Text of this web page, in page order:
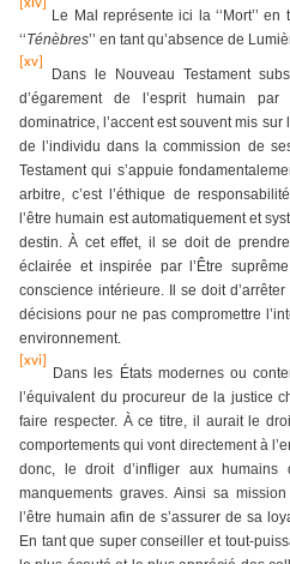
Le Mal représente ici la ‘‘Mort’’
‘‘Ténèbres’’ en tant qu’absence de
[xv]
Dans le Nouveau Testament
d’égarement de l’esprit humain
dominatrice, l’accent est souvent mis sur
de l’individu dans la commission de
Testament qui s’appuie
arbitre, c’est l’éthique de
l’être humain est automatiquement et
destin. À cet effet, il se doit de
éclairée et inspirée par l’Être
conscience intérieure. Il se doit
décisions pour ne pas compromettre
environnement.
[xvi]
Dans les États modernes ou
l’équivalent du procureur de la justice
faire respecter. À ce titre, il aurait le
comportements qui vont directement à
donc, le droit d’infliger aux
manquements graves. Ainsi sa
l’être humain afin de s’assurer de sa
En tant que super conseiller et tout-